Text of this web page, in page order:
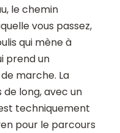
le chemin
vous passez,
qui mène à
prend un
marche. La
long, avec un
techniquement
pour le parcours